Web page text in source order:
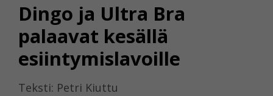
Dingo ja Ultra Bra
palaavat kesällä
esiintymislavoille
Teksti: Petri Kiuttu